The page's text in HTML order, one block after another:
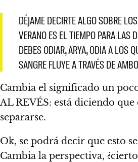
DÉJAME DECIRTE ALGO SOBRE
VERANO ES EL TIEMPO PARA LAS
DEBES ODIAR, ARYA, ODIA A LOS
SANGRE FLUYE A TRAVÉS DE
Cambia el significado un
AL REVÉS: está diciendo
separarse.
Ok, se podrá decir que esto
Cambia la perspectiva,